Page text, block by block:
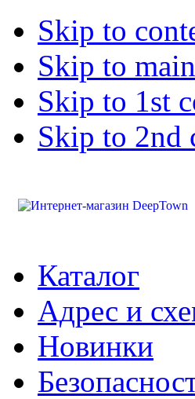
Skip to
Skip to
Skip to 1st
Skip to 2nd
Каталог
Адрес и
Новинки